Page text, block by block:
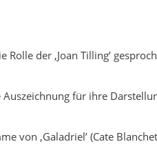
der ‚Joan Tilling’
für ihre
von ‚Galadriel’ (Cate